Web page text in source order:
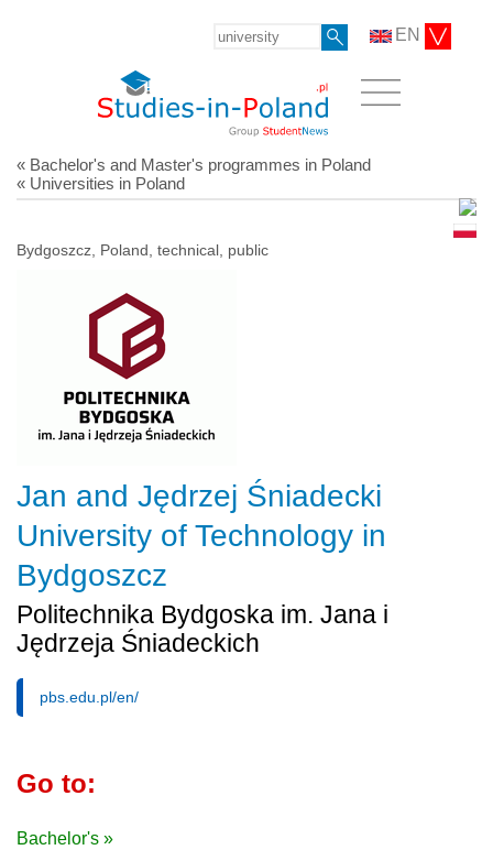
EN
« Bachelor's and Master's programmes in Poland
« Universities in Poland
Bydgoszcz, Poland, technical, public
Jan and Jędrzej Śniadecki
University of Technology in
Bydgoszcz
Politechnika Bydgoska im. Jana i
Jędrzeja Śniadeckich
pbs.edu.pl/en/
Go to:
Bachelor's »